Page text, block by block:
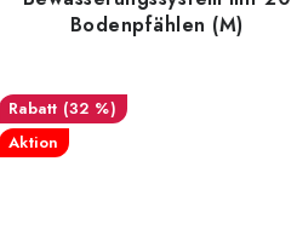
Bodenpfählen (M)
(32 %)
Aktion